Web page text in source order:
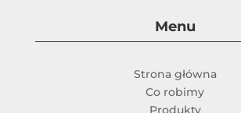
Menu
Strona główna
Co robimy
Produkty